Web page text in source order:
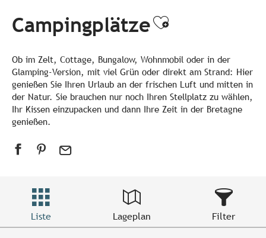
CampingplätzeAjouter
Ob im Zelt, Cottage, Bungalow, Wohnmobil oder in der
Glamping-Version, mit viel Grün oder direkt am Strand: Hier
genießen Sie Ihren Urlaub an der frischen Luft und mitten in
der Natur. Sie brauchen nur noch Ihren Stellplatz zu wählen,
Ihr Kissen einzupacken und dann Ihre Zeit in der Bretagne
genießen.
Liste Lageplan Filter